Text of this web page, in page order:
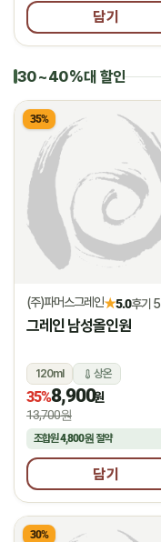
담기
30~40%대 할인
35%
(주)파머스그레인★5.0후기 5
그레인 남성올인원
120ml 상온
35%8,900원
13,700원
조합원4,800원 절약
담기
30%